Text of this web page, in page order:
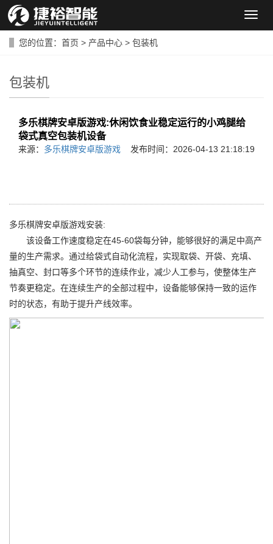
导
您的位置： 首页 > 产品中心 > 包装机
包装机
多乐棋牌安卓版游戏:休闲饮食业稳定运行的小鸡腿给
袋式真空包装机设备
来源： 多乐棋牌安卓版游戏 发布时间：2026-04-13 21:18:19
多乐棋牌安卓版游戏安装:
该设备工作速度稳定在45-60袋每分钟，能够很好的满足中高产
量的生产需求。通过给袋式自动化流程，实现取袋、开袋、充填、
抽真空、封口等多个环节的连续作业，减少人工参与，使整体生产
节奏更稳定。在连续生产的全部过程中，设备能够保持一致的运作
时的状态，有助于提升产线效率。